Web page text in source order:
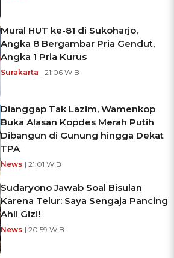
Mural HUT ke-81 di Sukoharjo,
Angka 8 Bergambar Pria Gendut,
Angka 1 Pria Kurus
Surakarta | 21:06 WIB
Dianggap Tak Lazim, Wamenkop
Buka Alasan Kopdes Merah Putih
Dibangun di Gunung hingga Dekat
TPA
News | 21:01 WIB
Sudaryono Jawab Soal Bisulan
Karena Telur: Saya Sengaja Pancing
Ahli Gizi!
News | 20:59 WIB